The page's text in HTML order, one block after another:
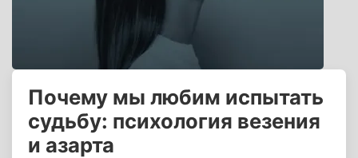
Почему мы любим испытать
судьбу: психология везения
и азарта